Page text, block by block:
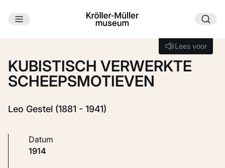
Ga naar hoofdinhoud
Lees voor
Lees voor
KUBISTISCH VERWERKTE
SCHEEPSMOTIEVEN
Leo Gestel (1881 - 1941)
Datum
1914